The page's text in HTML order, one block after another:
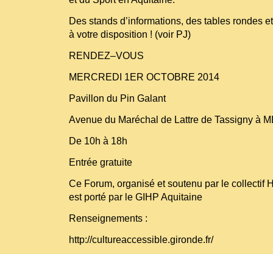
Des stands d’informations, des tables rondes
à votre disposition ! (voir PJ)
RENDEZ–VOUS
MERCREDI 1ER OCTOBRE 2014
Pavillon du Pin Galant
Avenue du Maréchal de Lattre de Tassigny à
De 10h à 18h
Entrée gratuite
Ce Forum, organisé et soutenu par le collectif
est porté par le GIHP Aquitaine
Renseignements :
http://cultureaccessible.gironde.fr/